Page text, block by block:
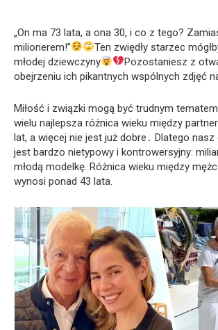
„On ma 73 lata, a ona 30, i co z tego?
milionerem!”
Ten zwiędły starzec
młodej dziewczyny
Pozostaniesz z
obejrzeniu ich pikantnych wspólnych zdjęć
Miłość i związki mogą być trudnym
wielu najlepsza różnica wieku między
lat, a więcej nie jest już dobre․ Dlatego
jest bardzo nietypowy i kontrowersyjny:
młodą modelkę. Różnica wieku między
wynosi ponad 43 lata.